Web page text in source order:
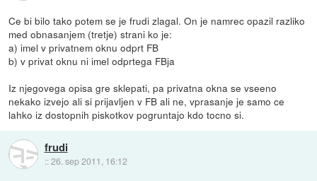
Ce bi bilo tako potem se je frudi zlagal. On je namrec opazil razliko
med obnasanjem (tretje) strani ko je:
a) imel v privatnem oknu odprt FB
b) v privat oknu ni imel odprtega FBja
Iz njegovega opisa gre sklepati, pa privatna okna se vseeno
nekako izvejo ali si prijavljen v FB ali ne, vprasanje je samo ce
lahko iz dostopnih piskotkov pogruntajo kdo tocno si.
frudi
::26. sep 2011, 16:12